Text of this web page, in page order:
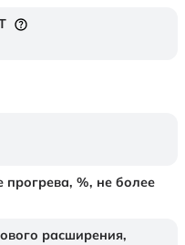
%, не более
расширения,